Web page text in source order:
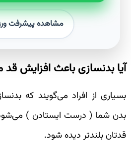
مشاهده پیشرفت
آیا بدنسازی باعث افزایش
بسیاری از افراد می‌گویند که
بدن شما ( درست ایستادن )
قدتان بلندتر دیده شود.